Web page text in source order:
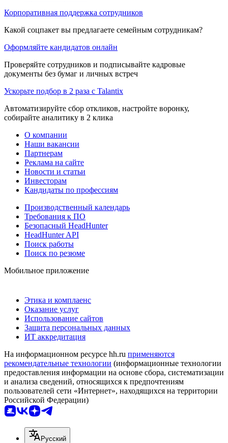
Корпоративная поддержка сотрудников
Какой соцпакет вы предлагаете семейным сотрудникам?
Оформляйте кандидатов онлайн
Проверяйте сотрудников и подписывайте кадровые
документы без бумаг и личных встреч
Ускорьте подбор в 2 раза с Talantix
Автоматизируйте сбор откликов, настройте воронку,
собирайте аналитику в 2 клика
О компании
Наши вакансии
Партнерам
Реклама на сайте
Новости и статьи
Инвесторам
Кандидаты по профессиям
Производственный календарь
Требования к ПО
Безопасный HeadHunter
HeadHunter API
Поиск работы
Поиск по резюме
Мобильное приложение
Этика и комплаенс
Оказание услуг
Использование сайтов
Защита персональных данных
ИТ аккредитация
На информационном ресурсе hh.ru применяются
рекомендательные технологии (информационные технологии
предоставления информации на основе сбора, систематизации
и анализа сведений, относящихся к предпочтениям
пользователей сети «Интернет», находящихся на территории
Российской Федерации)
Русский